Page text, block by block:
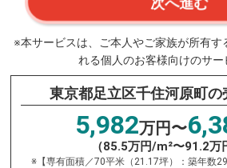
※本サービスは、ご本人やご家族が所有す
れる個人のお客様向けのサー
東京都足立区千住河原町の
5,982万円〜
（85.5万円/m²〜91.2万
※【専有面積／70平米（21.17坪）：築年数